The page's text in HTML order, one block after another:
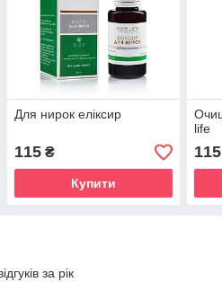
Для нирок еліксир
115₴
Купити
life
115
за рік